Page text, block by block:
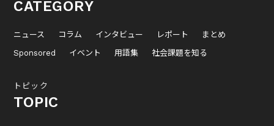
CATEGORY
ニュース コラム インタビュー レポート
まとめ
Sponsored
イベント 用語集 社会課題を知る
トピック
TOPIC